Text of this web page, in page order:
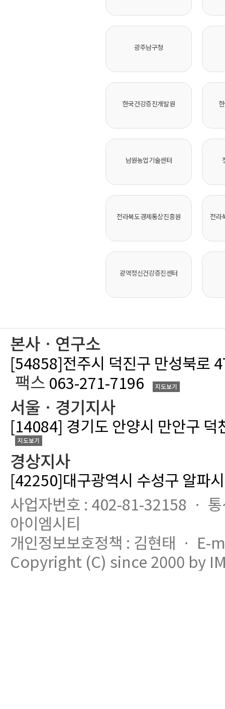
광주남구청
한국건강증진개발원
남원농업기술센터
전라북도경제통상진흥원 전라
광역정신건강증진센터
본사ㆍ연구소
[54858]전주시 덕진구 만성북로
팩스 063-271-7196 지도보기
서울ㆍ경기지사
[14084] 경기도 안양시 만안구
지도보기
경상지사
[42250]대구광역시 수성구 알파
사업자번호 : 402-81-32158 ㆍ
아이엠시티
개인정보보호정책 : 김현태 ㆍ
Copyright (C) since 2000 by